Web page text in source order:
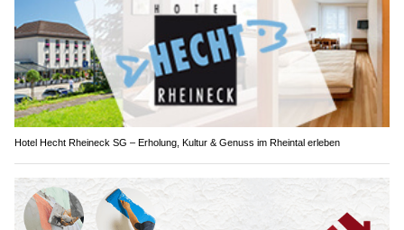
Hotel Hecht Rheineck SG – Erholung, Kultur & Genuss im Rheintal erleben